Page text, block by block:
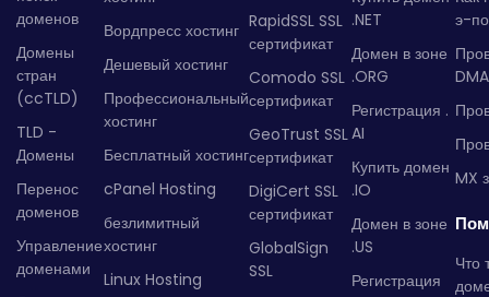
доменов
Домены
стран
(ccTLD)
TLD -
Домены
Перенос
доменов
Управление
доменами
Вордпресс хостинг
Дешевый хостинг
Профессиональный
хостинг
Бесплатный хостинг
cPanel Hosting
безлимитный
хостинг
Linux Hosting
RapidSSL SSL
сертификат
Comodo SSL
сертификат
GeoTrust SSL
сертификат
DigiCert SSL
сертификат
GlobalSign
SSL
.NET
Домен в зоне
.ORG
Регистрация .
AI
Купить домен
.IO
Домен в зоне
.US
Регистрация
э-
MX
Что